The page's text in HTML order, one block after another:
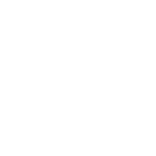
/ Artist Studios Chaos